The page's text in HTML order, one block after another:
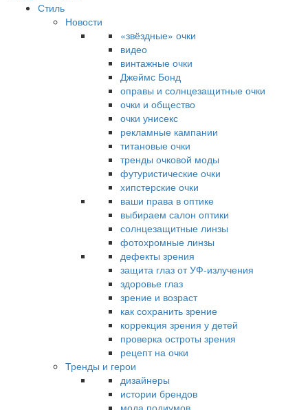
Стиль
Новости
«звёздные» очки
видео
винтажные очки
Джеймс Бонд
оправы и солнцезащитные очки
очки и общество
очки унисекс
рекламные кампании
титановые очки
тренды очковой моды
футуристические очки
хипстерские очки
ваши права в оптике
выбираем салон оптики
солнцезащитные линзы
фотохромные линзы
дефекты зрения
защита глаз от УФ-излучения
здоровье глаз
зрение и возраст
как сохранить зрение
коррекция зрения у детей
проверка остроты зрения
рецепт на очки
Тренды и герои
дизайнеры
истории брендов